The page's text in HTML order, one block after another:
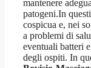
mantenere
patogeni.In
cospicua e, nei
a problemi di
eventuali batteri
degli ospiti. In